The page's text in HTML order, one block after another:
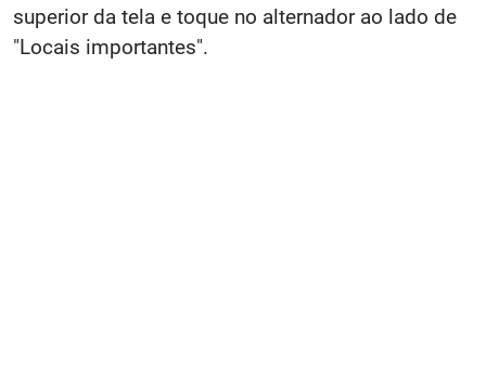
superior da tela e toque no alternador ao lado de
"Locais importantes".